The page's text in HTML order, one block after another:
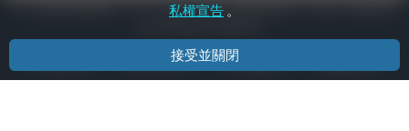
24小時緊急通報電話：1933（市話、手機，僅限發現軌道、平交道、橋樑及隧
資通安全政策 著作權聲明
私權宣告 。
接受並關閉